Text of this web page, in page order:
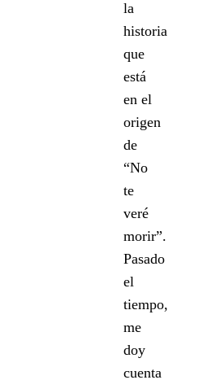
la
historia
que
está
en el
origen
de
“No
te
veré
morir”.
Pasado
el
tiempo,
me
doy
cuenta